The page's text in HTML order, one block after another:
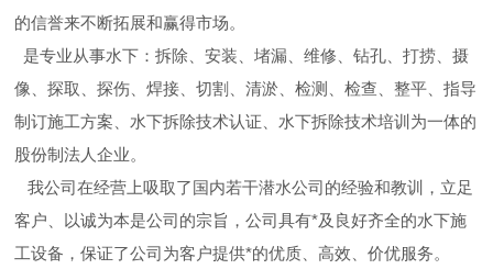
的信誉来不断拓展和赢得市场。
是专业从事水下：拆除、安装、堵漏、维修、钻孔、打捞、摄
像、探取、探伤、焊接、切割、清淤、检测、检查、整平、指导
制订施工方案、水下拆除技术认证、水下拆除技术培训为一体的
股份制法人企业。
我公司在经营上吸取了国内若干潜水公司的经验和教训，立足
客户、以诚为本是公司的宗旨，公司具有*及良好齐全的水下施
工设备，保证了公司为客户提供*的优质、高效、价优服务。